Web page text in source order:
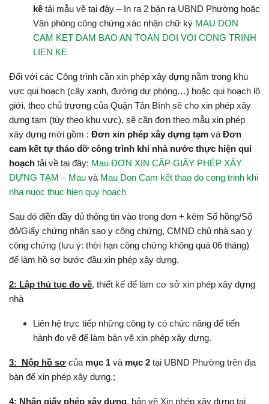
kề tải mẫu về tại đây – In ra 2 bản ra UBND Phường hoặc
Văn phòng công chứng xác nhận chữ ký MAU DON
CAM KET DAM BAO AN TOAN DOI VOI CONG TRINH
LIEN KE
Đối với các Công trình cần xin phép xây dựng nằm trong khu
vực qui hoạch (cây xanh, đường dự phóng…) hoặc qui hoạch lộ
giới, theo chủ trương của Quận Tân Bình sẽ cho xin phép xây
dựng tạm (tùy theo khu vực), sẽ cần đơn theo mẫu xin phép
xây dựng mới gồm : Đơn xin phép xây dựng tạm và Đơn
cam kết tự tháo dỡ công trình khi nhà nước thực hiện qui
hoạch tải về tại đây: Mau ĐƠN XIN CẤP GIẤY PHÉP XÂY
DỰNG TẠM – Mau và Mau Don Cam kết thao do cong trinh khi
nha nuoc thuc hien quy hoach
Sau đó điền đầy đủ thông tin vào trong đơn + kèm Sổ hồng/Số
đỏ/Giấy chứng nhận sao y công chứng, CMND chủ nhà sao y
công chứng (lưu ý: thời hạn công chứng không quá 06 tháng)
để làm hồ sơ bước đầu xin phép xây dựng.
2: Lập thủ tục đo vẽ, thiết kế để làm cơ sở xin phép xây dựng
nhà
Liên hệ trực tiếp những công ty có chức năng để tiến
hành đo vẽ để làm bản vẽ xin phép xây dựng.
3: Nộp hồ sơ của mục 1 và mục 2 tại UBND Phường trên địa
bàn để xin phép xây dựng.;
4: Nhận giấy phép xây dựng, bản vẽ Xin phép xây dựng tại